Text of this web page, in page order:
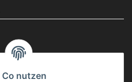
nutzen